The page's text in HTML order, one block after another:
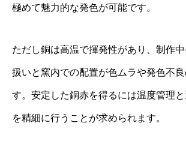
極めて魅力的な発色が可能です。
ただし銅は高温で揮発性があり、制作
扱いと窯内での配置が色ムラや発色不
す。安定した銅赤を得るには温度管理
を精細に行うことが求められます。